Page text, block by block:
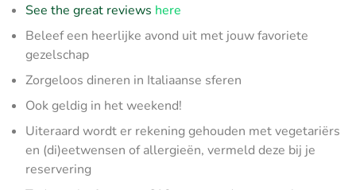
See the great reviews here
Beleef een heerlijke avond uit met jouw favoriete
gezelschap
Zorgeloos dineren in Italiaanse sferen
Ook geldig in het weekend!
Uiteraard wordt er rekening gehouden met vegetariërs
en (di)eetwensen of allergieën, vermeld deze bij je
reservering